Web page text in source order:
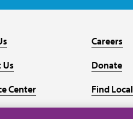
Us
Center
Careers
Donate
Find